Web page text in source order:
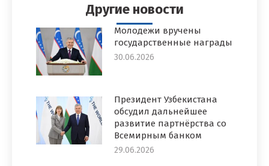
Другие новости
Молодежи вручены
государственные награды
30.06.2026
Президент Узбекистана
обсудил дальнейшее
развитие партнёрства со
Всемирным банком
29.06.2026